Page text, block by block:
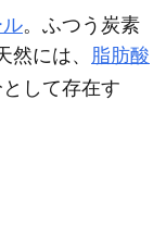
。ふつう炭素
には、 脂肪酸
して存在す